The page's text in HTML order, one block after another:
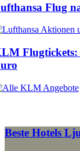
Flug
Beste Hotels